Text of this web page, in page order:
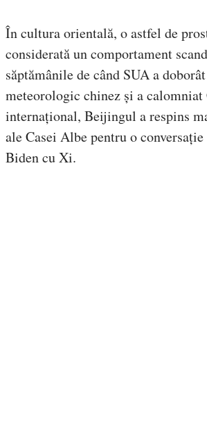
În cultura orientală, o astfel de
considerată un comportament
săptămânile de când SUA a
meteorologic chinez și a
internațional, Beijingul a respins
ale Casei Albe pentru o
Biden cu Xi.